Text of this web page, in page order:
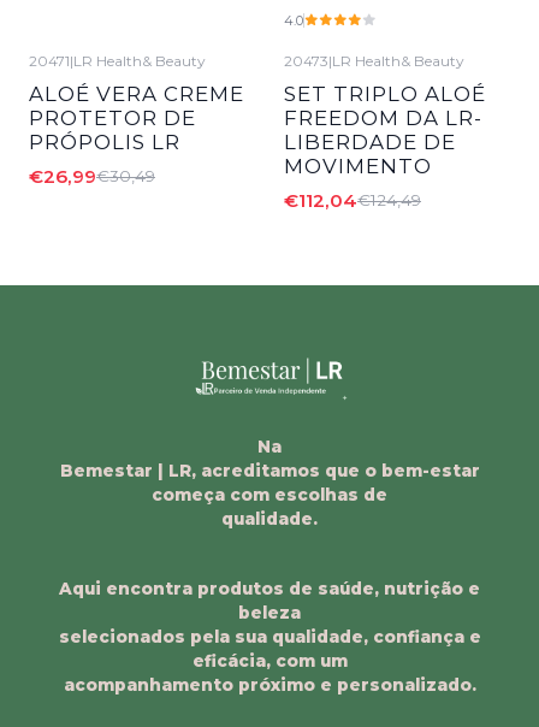
4.0
20471|LR Health& Beauty
ALOÉ VERA CREME
PROTETOR DE
PRÓPOLIS LR
€26,99€30,49
20473|LR Health& Beauty
SET TRIPLO ALOÉ
FREEDOM DA LR-
LIBERDADE DE
MOVIMENTO
€112,04€124,49
Na
Bemestar | LR, acreditamos que o bem-estar
começa com escolhas de
qualidade.
Aqui encontra produtos de saúde, nutrição e
beleza
selecionados pela sua qualidade, confiança e
eficácia, com um
acompanhamento próximo e personalizado.